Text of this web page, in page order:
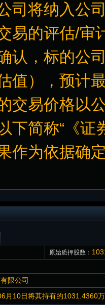
司将纳入公
易的评估/审
认，标的公
值），预计
交易价格以
下简称“《证
作为依据确
原始质押股数：
限公司
月10日将其持有的1031.4360